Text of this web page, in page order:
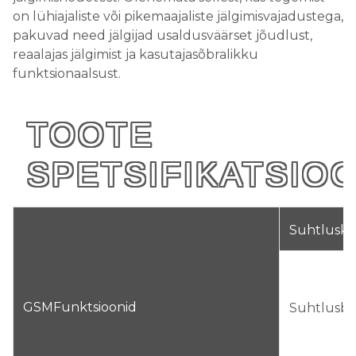
on lühiajaliste või pikemaajaliste jälgimisvajadustega,
pakuvad need jälgijad usaldusväärset jõudlust,
reaalajas jälgimist ja kasutajasõbralikku
funktsionaalsust.
TOOTE
GSMFunktsioonid